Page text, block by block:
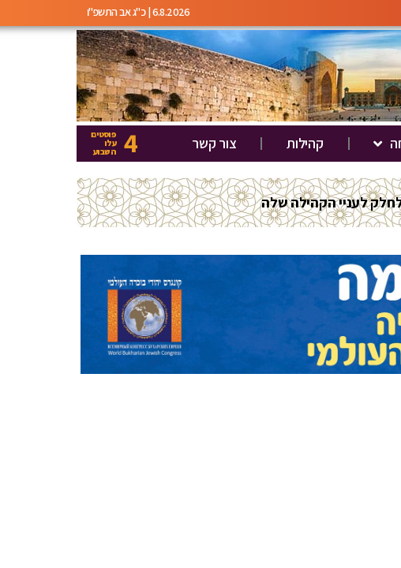
6.8.2026 | כ"ג אב התשפ"ו
קהילות צור קשר 4 פוסטים
עלו
השבוע
לעניי הקהילה שלה